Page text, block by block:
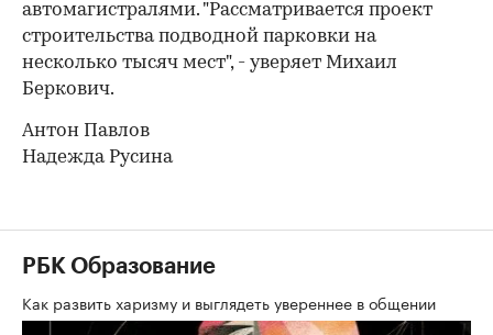
автомагистралями. "Рассматривается проект
строительства подводной парковки на
несколько тысяч мест", - уверяет Михаил
Беркович.
Антон Павлов
Надежда Русина
РБК Образование
Как развить харизму и выглядеть увереннее в общении